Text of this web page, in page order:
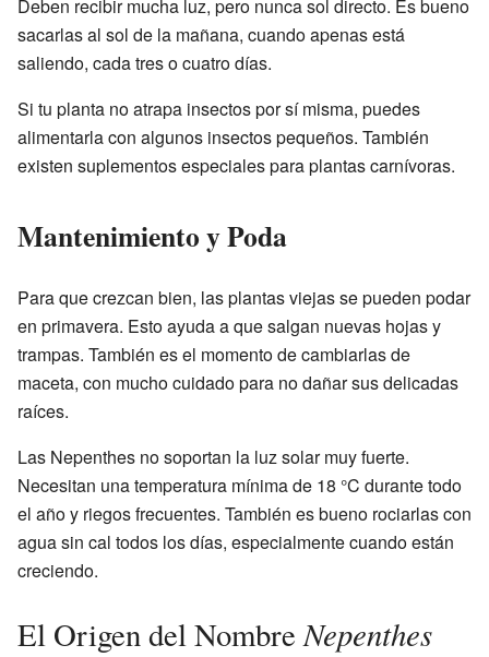
Deben recibir mucha luz, pero nunca sol directo. Es bueno
sacarlas al sol de la mañana, cuando apenas está
saliendo, cada tres o cuatro días.
Si tu planta no atrapa insectos por sí misma, puedes
alimentarla con algunos insectos pequeños. También
existen suplementos especiales para plantas carnívoras.
Mantenimiento y Poda
Para que crezcan bien, las plantas viejas se pueden podar
en primavera. Esto ayuda a que salgan nuevas hojas y
trampas. También es el momento de cambiarlas de
maceta, con mucho cuidado para no dañar sus delicadas
raíces.
Las Nepenthes no soportan la luz solar muy fuerte.
Necesitan una temperatura mínima de 18 °C durante todo
el año y riegos frecuentes. También es bueno rociarlas con
agua sin cal todos los días, especialmente cuando están
creciendo.
El Origen del NombreNepenthes